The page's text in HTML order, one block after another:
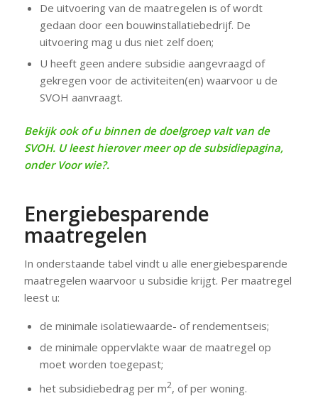
De uitvoering van de maatregelen is of wordt
gedaan door een bouwinstallatiebedrijf. De
uitvoering mag u dus niet zelf doen;
U heeft geen andere subsidie aangevraagd of
gekregen voor de activiteiten(en) waarvoor u de
SVOH aanvraagt.
Bekijk ook of u binnen de doelgroep valt van de
SVOH. U leest hierover meer op de subsidiepagina,
onder Voor wie?.
Energiebesparende
maatregelen
In onderstaande tabel vindt u alle energiebesparende
maatregelen waarvoor u subsidie krijgt. Per maatregel
leest u:
de minimale isolatiewaarde- of rendementseis;
de minimale oppervlakte waar de maatregel op
moet worden toegepast;
het subsidiebedrag per m2, of per woning.